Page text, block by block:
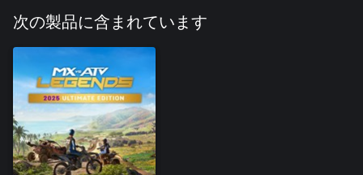
次の製品に含まれています